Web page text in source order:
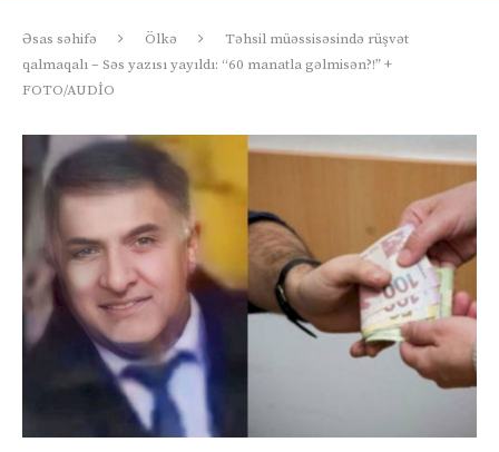
Əsas səhifə Ölkə
Təhsil müəssisəsində rüşvət
qalmaqalı – Səs yazısı yayıldı: “60 manatla gəlmisən?!” +
FOTO/AUDİO